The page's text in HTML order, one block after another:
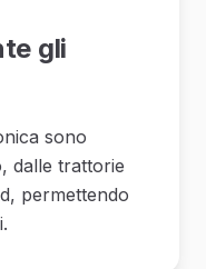
gli
sono
dalle trattorie
permettendo